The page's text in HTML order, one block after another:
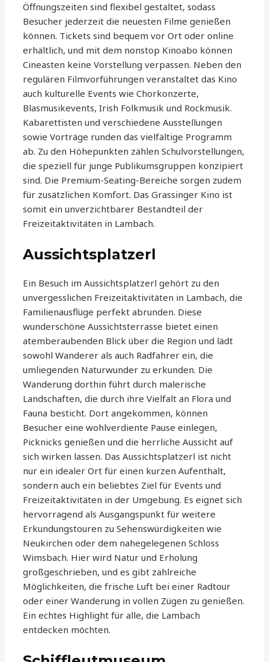
Öffnungszeiten sind flexibel gestaltet, sodass
Besucher jederzeit die neuesten Filme genießen
können. Tickets sind bequem vor Ort oder online
erhältlich, und mit dem nonstop Kinoabo können
Cineasten keine Vorstellung verpassen. Neben den
regulären Filmvorführungen veranstaltet das Kino
auch kulturelle Events wie Chorkonzerte,
Blasmusikevents, Irish Folkmusik und Rockmusik.
Kabarettisten und verschiedene Ausstellungen
sowie Vorträge runden das vielfältige Programm
ab. Zu den Höhepunkten zählen Schulvorstellungen,
die speziell für junge Publikumsgruppen konzipiert
sind. Die Premium-Seating-Bereiche sorgen zudem
für zusätzlichen Komfort. Das Grassinger Kino ist
somit ein unverzichtbarer Bestandteil der
Freizeitaktivitäten in Lambach.
Aussichtsplatzerl
Ein Besuch im Aussichtsplatzerl gehört zu den
unvergesslichen Freizeitaktivitäten in Lambach, die
Familienausflüge perfekt abrunden. Diese
wunderschöne Aussichtsterrasse bietet einen
atemberaubenden Blick über die Region und lädt
sowohl Wanderer als auch Radfahrer ein, die
umliegenden Naturwunder zu erkunden. Die
Wanderung dorthin führt durch malerische
Landschaften, die durch ihre Vielfalt an Flora und
Fauna besticht. Dort angekommen, können
Besucher eine wohlverdiente Pause einlegen,
Picknicks genießen und die herrliche Aussicht auf
sich wirken lassen. Das Aussichtsplatzerl ist nicht
nur ein idealer Ort für einen kurzen Aufenthalt,
sondern auch ein beliebtes Ziel für Events und
Freizeitaktivitäten in der Umgebung. Es eignet sich
hervorragend als Ausgangspunkt für weitere
Erkundungstouren zu Sehenswürdigkeiten wie
Neukirchen oder dem nahegelegenen Schloss
Wimsbach. Hier wird Natur und Erholung
großgeschrieben, und es gibt zahlreiche
Möglichkeiten, die frische Luft bei einer Radtour
oder einer Wanderung in vollen Zügen zu genießen.
Ein echtes Highlight für alle, die Lambach
entdecken möchten.